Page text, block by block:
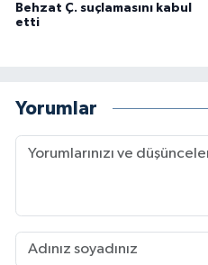
Behzat Ç. suçlamasını kabul
etti
Yorumlar